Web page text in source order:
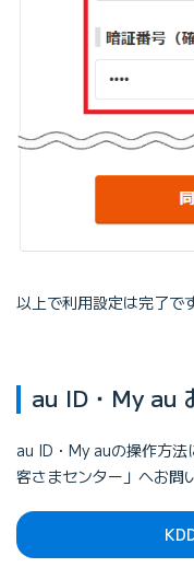
以上で利用設定は完了で
au ID・My au
au ID・My auの操作方
客さまセンター」へお問